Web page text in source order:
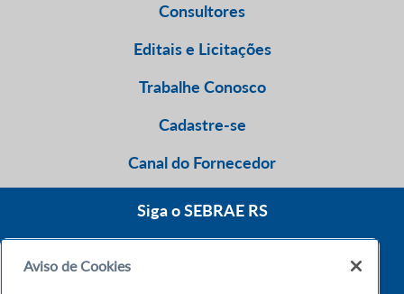
Consultores
Editais e Licitações
Trabalhe Conosco
Cadastre-se
Canal do Fornecedor
Siga o SEBRAE RS
Aviso de Cookies